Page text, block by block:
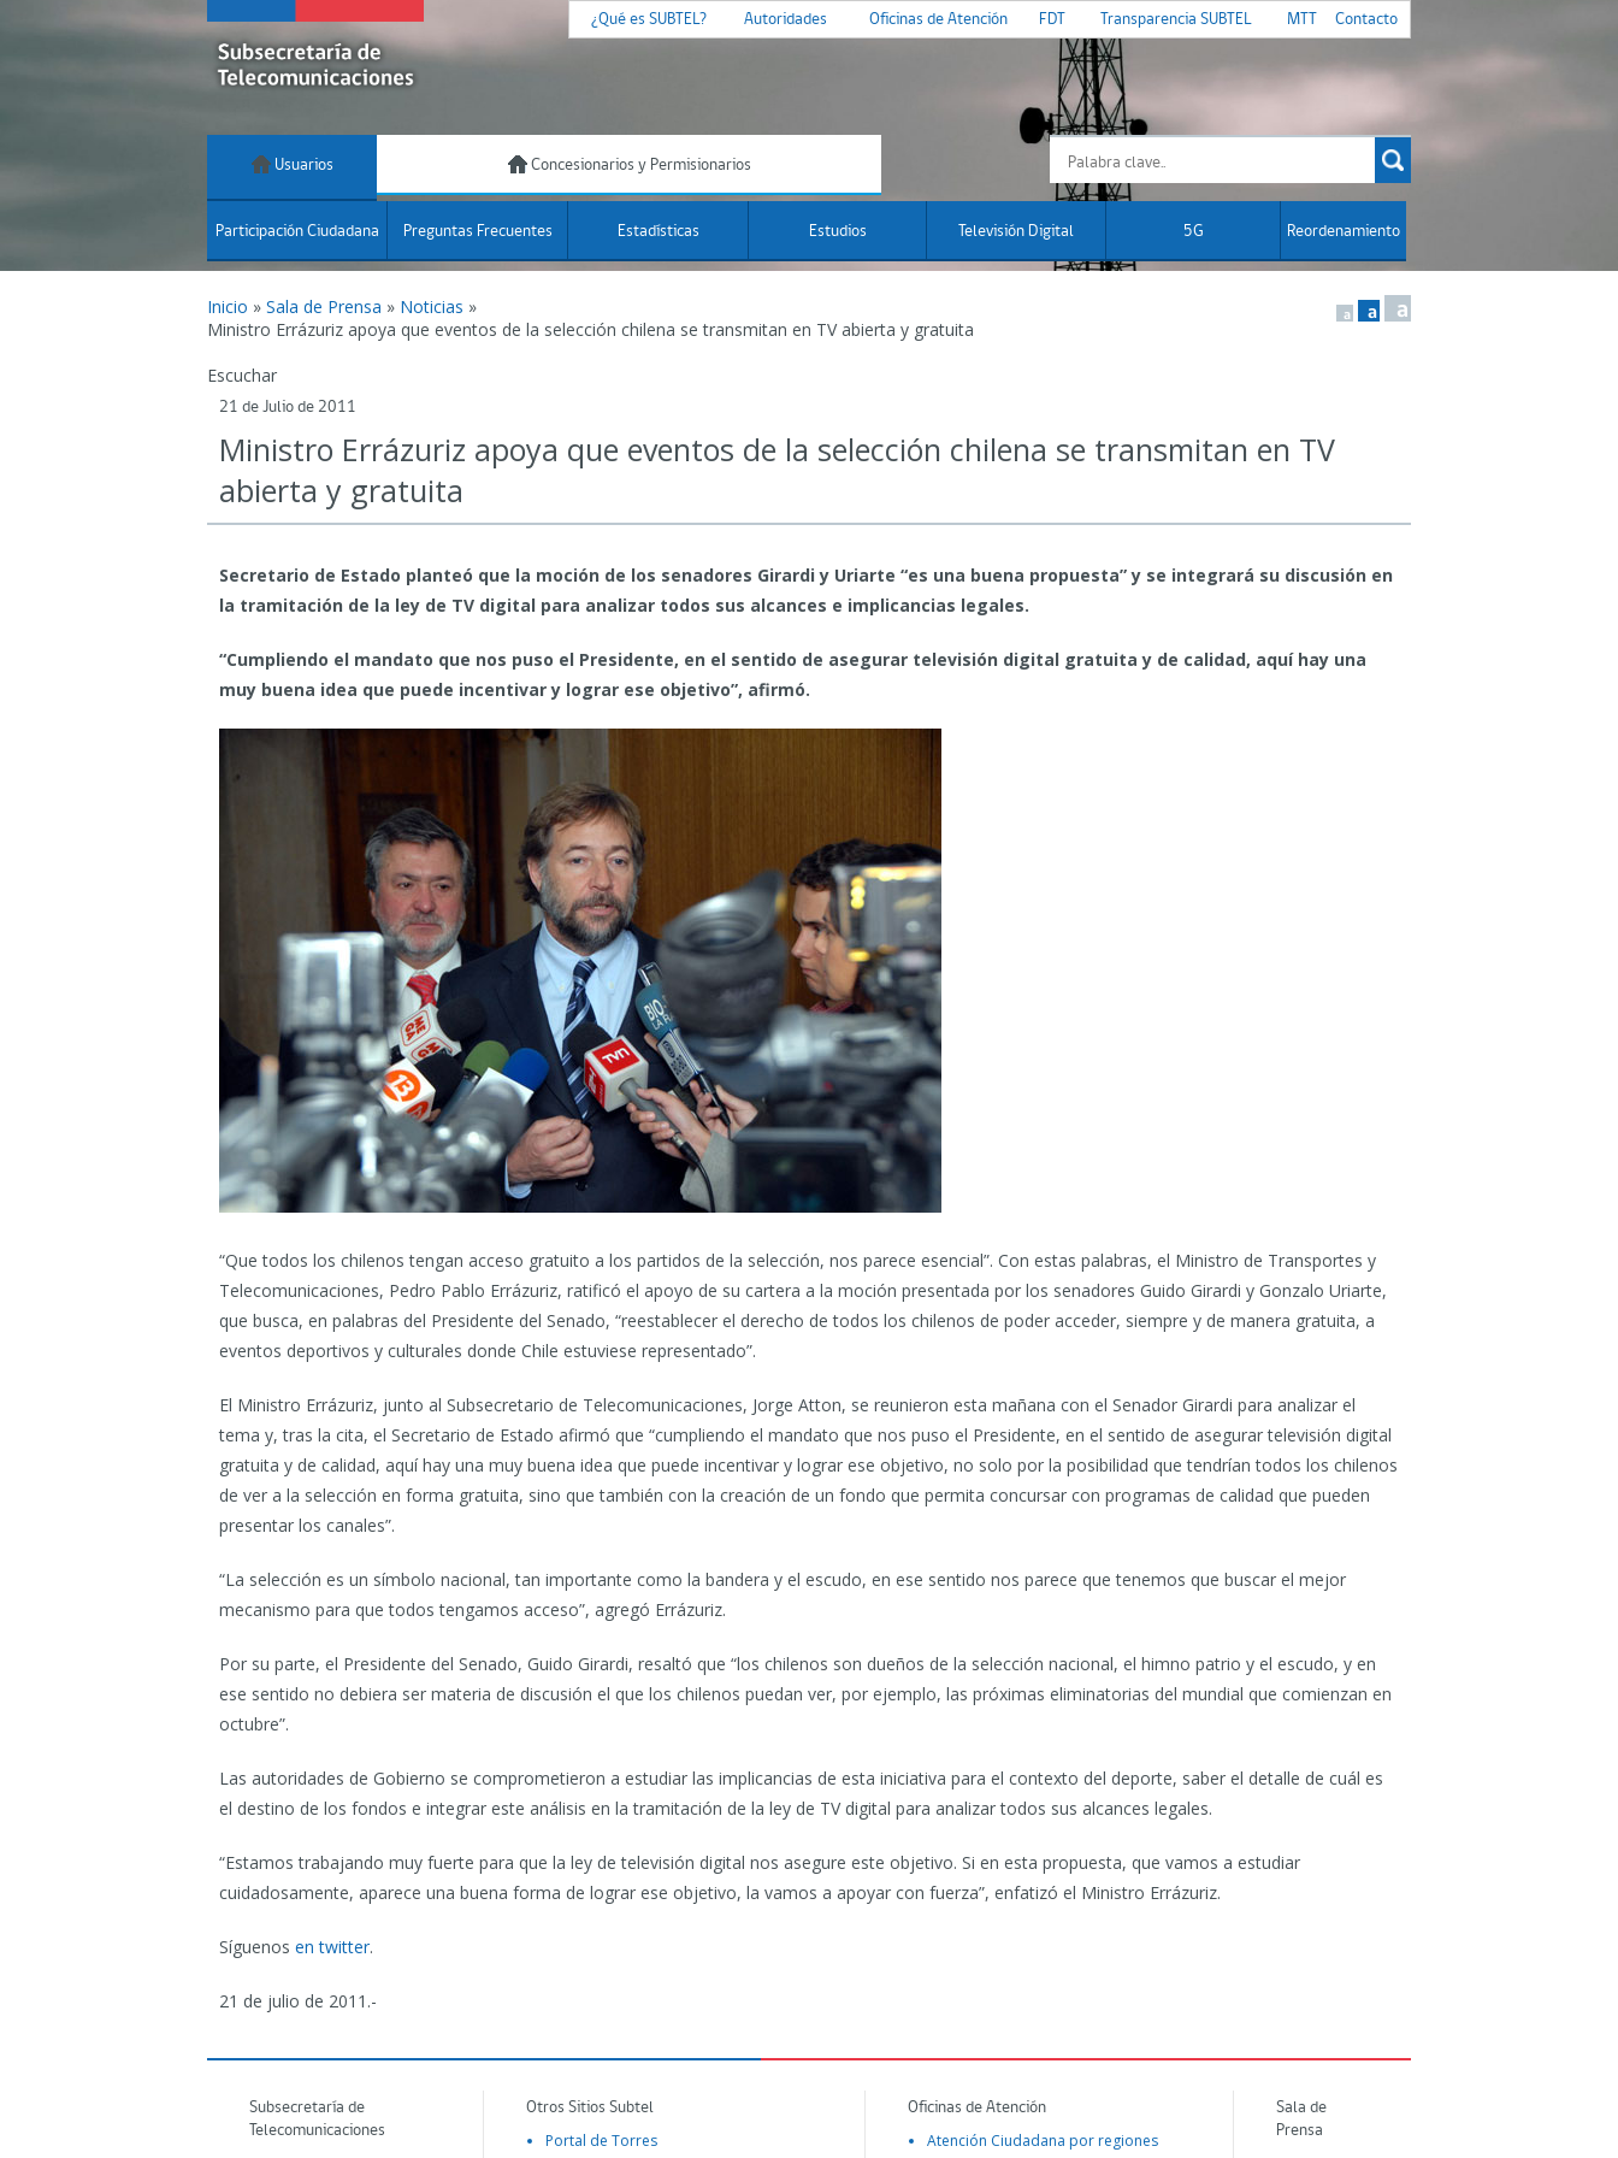
¿Qué es SUBTEL? Autoridades Oficinas de Atención FDT Transparencia SUBTEL MTT Contacto
Usuarios Concesionarios y Permisionarios
Participación Ciudadana Preguntas Frecuentes Estadísticas Estudios Televisión Digital 5G Reordenamiento
Inicio » Sala de Prensa » Noticias »
Ministro Errázuriz apoya que eventos de la selección chilena se transmitan en TV abierta y gratuita
a a a
Escuchar
21 de Julio de 2011
Ministro Errázuriz apoya que eventos de la selección chilena se transmitan en TV
abierta y gratuita
Secretario de Estado planteó que la moción de los senadores Girardi y Uriarte “es una buena propuesta” y se integrará su discusión en
la tramitación de la ley de TV digital para analizar todos sus alcances e implicancias legales.
“Cumpliendo el mandato que nos puso el Presidente, en el sentido de asegurar televisión digital gratuita y de calidad, aquí hay una
muy buena idea que puede incentivar y lograr ese objetivo”, afirmó.
“Que todos los chilenos tengan acceso gratuito a los partidos de la selección, nos parece esencial”. Con estas palabras, el Ministro de Transportes y
Telecomunicaciones, Pedro Pablo Errázuriz, ratificó el apoyo de su cartera a la moción presentada por los senadores Guido Girardi y Gonzalo Uriarte,
que busca, en palabras del Presidente del Senado, “reestablecer el derecho de todos los chilenos de poder acceder, siempre y de manera gratuita, a
eventos deportivos y culturales donde Chile estuviese representado”.
El Ministro Errázuriz, junto al Subsecretario de Telecomunicaciones, Jorge Atton, se reunieron esta mañana con el Senador Girardi para analizar el
tema y, tras la cita, el Secretario de Estado afirmó que “cumpliendo el mandato que nos puso el Presidente, en el sentido de asegurar televisión digital
gratuita y de calidad, aquí hay una muy buena idea que puede incentivar y lograr ese objetivo, no solo por la posibilidad que tendrían todos los chilenos
de ver a la selección en forma gratuita, sino que también con la creación de un fondo que permita concursar con programas de calidad que pueden
presentar los canales”.
“La selección es un símbolo nacional, tan importante como la bandera y el escudo, en ese sentido nos parece que tenemos que buscar el mejor
mecanismo para que todos tengamos acceso”, agregó Errázuriz.
Por su parte, el Presidente del Senado, Guido Girardi, resaltó que “los chilenos son dueños de la selección nacional, el himno patrio y el escudo, y en
ese sentido no debiera ser materia de discusión el que los chilenos puedan ver, por ejemplo, las próximas eliminatorias del mundial que comienzan en
octubre”.
Las autoridades de Gobierno se comprometieron a estudiar las implicancias de esta iniciativa para el contexto del deporte, saber el detalle de cuál es
el destino de los fondos e integrar este análisis en la tramitación de la ley de TV digital para analizar todos sus alcances legales.
“Estamos trabajando muy fuerte para que la ley de televisión digital nos asegure este objetivo. Si en esta propuesta, que vamos a estudiar
cuidadosamente, aparece una buena forma de lograr ese objetivo, la vamos a apoyar con fuerza”, enfatizó el Ministro Errázuriz.
Síguenos en twitter.
21 de julio de 2011.-
Subsecretaría de
Telecomunicaciones
Otros Sitios Subtel
Portal de Torres
Oficinas de Atención
Atención Ciudadana por regiones
Sala de
Prensa